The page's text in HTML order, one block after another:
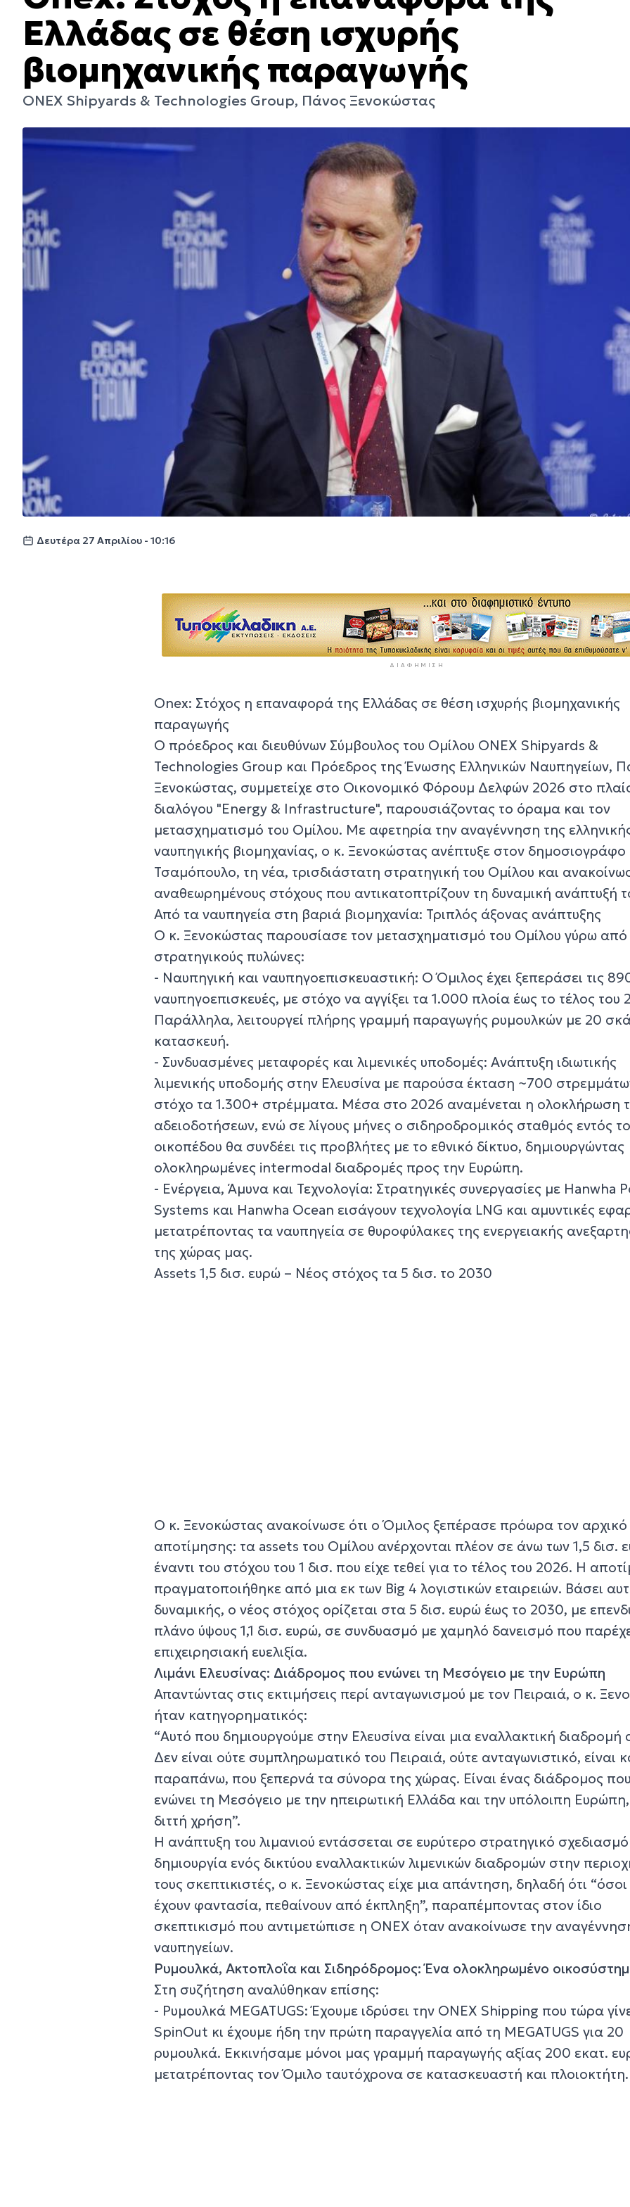
Ελλάδας σε θέση ισχυρής
βιομηχανικής παραγωγής
ONEX Shipyards & Technologies Group, Πάνος Ξενοκώστας
Δευτέρα 27 Απριλίου - 10:16
ΔΙΑΦΉΜΙΣΗ
Onex: Στόχος η επαναφορά της Ελλάδας σε θέση ισχυρής βιομηχανικής
παραγωγής
Ο πρόεδρος και διευθύνων Σύμβουλος του Ομίλου ONEX Shipyards &
Technologies Group και Πρόεδρος της Ένωσης Ελληνικών Ναυπηγείων,
Ξενοκώστας, συμμετείχε στο Οικονομικό Φόρουμ Δελφών 2026 στο
διαλόγου "Energy & Infrastructure", παρουσιάζοντας το όραμα και τον
μετασχηματισμό του Ομίλου. Με αφετηρία την αναγέννηση της
ναυπηγικής βιομηχανίας, ο κ. Ξενοκώστας ανέπτυξε στον
Τσαμόπουλο, τη νέα, τρισδιάστατη στρατηγική του Ομίλου και
αναθεωρημένους στόχους που αντικατοπτρίζουν τη δυναμική ανάπτυξή
Από τα ναυπηγεία στη βαριά βιομηχανία: Τριπλός άξονας ανάπτυξης
Ο κ. Ξενοκώστας παρουσίασε τον μετασχηματισμό του Ομίλου γύρω από
στρατηγικούς πυλώνες:
- Ναυπηγική και ναυπηγοεπισκευαστική: Ο Όμιλος έχει ξεπεράσει τις
ναυπηγοεπισκευές, με στόχο να αγγίξει τα 1.000 πλοία έως το τέλος του
Παράλληλα, λειτουργεί πλήρης γραμμή παραγωγής ρυμουλκών με 20
κατασκευή.
- Συνδυασμένες μεταφορές και λιμενικές υποδομές: Ανάπτυξη ιδιωτικής
λιμενικής υποδομής στην Ελευσίνα με παρούσα έκταση ~700
στόχο τα 1.300+ στρέμματα. Μέσα στο 2026 αναμένεται η ολοκλήρωση
αδειοδοτήσεων, ενώ σε λίγους μήνες ο σιδηροδρομικός σταθμός εντός
οικοπέδου θα συνδέει τις προβλήτες με το εθνικό δίκτυο, δημιουργώντας
ολοκληρωμένες intermodal διαδρομές προς την Ευρώπη.
- Ενέργεια, Άμυνα και Τεχνολογία: Στρατηγικές συνεργασίες με Hanwha
Systems και Hanwha Ocean εισάγουν τεχνολογία LNG και αμυντικές
μετατρέποντας τα ναυπηγεία σε θυροφύλακες της ενεργειακής
της χώρας μας.
Assets 1,5 δισ. ευρώ – Νέος στόχος τα 5 δισ. το 2030
Ο κ. Ξενοκώστας ανακοίνωσε ότι ο Όμιλος ξεπέρασε πρόωρα τον
αποτίμησης: τα assets του Ομίλου ανέρχονται πλέον σε άνω των 1,5 δισ.
έναντι του στόχου του 1 δισ. που είχε τεθεί για το τέλος του 2026. Η
πραγματοποιήθηκε από μια εκ των Big 4 λογιστικών εταιρειών. Βάσει
δυναμικής, ο νέος στόχος ορίζεται στα 5 δισ. ευρώ έως το 2030, με
πλάνο ύψους 1,1 δισ. ευρώ, σε συνδυασμό με χαμηλό δανεισμό που
επιχειρησιακή ευελιξία.
Λιμάνι Ελευσίνας: Διάδρομος που ενώνει τη Μεσόγειο με την Ευρώπη
Απαντώντας στις εκτιμήσεις περί ανταγωνισμού με τον Πειραιά, ο κ.
ήταν κατηγορηματικός:
“Αυτό που δημιουργούμε στην Ελευσίνα είναι μια εναλλακτική διαδρομή
Δεν είναι ούτε συμπληρωματικό του Πειραιά, ούτε ανταγωνιστικό, είναι
παραπάνω, που ξεπερνά τα σύνορα της χώρας. Είναι ένας διάδρομος
ενώνει τη Μεσόγειο με την ηπειρωτική Ελλάδα και την υπόλοιπη
διττή χρήση”.
Η ανάπτυξη του λιμανιού εντάσσεται σε ευρύτερο στρατηγικό σχεδιασμό
δημιουργία ενός δικτύου εναλλακτικών λιμενικών διαδρομών στην
τους σκεπτικιστές, ο κ. Ξενοκώστας είχε μια απάντηση, δηλαδή ότι “όσοι
έχουν φαντασία, πεθαίνουν από έκπληξη”, παραπέμποντας στον ίδιο
σκεπτικισμό που αντιμετώπισε η ONEX όταν ανακοίνωσε την
ναυπηγείων.
Ρυμουλκά, Ακτοπλοΐα και Σιδηρόδρομος: Ένα ολοκληρωμένο
Στη συζήτηση αναλύθηκαν επίσης:
- Ρυμουλκά MEGATUGS: Έχουμε ιδρύσει την ONEX Shipping που τώρα
SpinOut κι έχουμε ήδη την πρώτη παραγγελία από τη MEGATUGS για 20
ρυμουλκά. Εκκινήσαμε μόνοι μας γραμμή παραγωγής αξίας 200 εκατ.
μετατρέποντας τον Όμιλο ταυτόχρονα σε κατασκευαστή και πλοιοκτήτη.